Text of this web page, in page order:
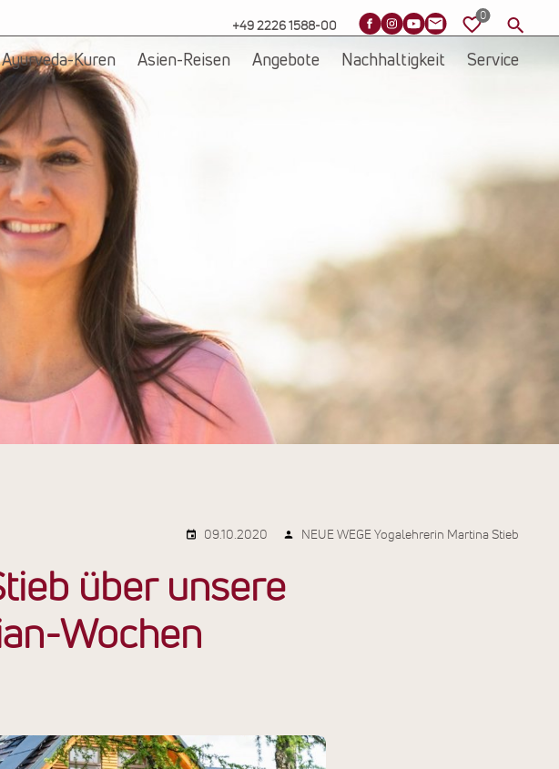
+49 2226 1588-00
Ayurveda-Kuren Asien-Reisen Angebote Nachhaltigkeit Service
09.10.2020 NEUE WEGE Yogalehrerin Martina Stieb
über unsere
Wochen